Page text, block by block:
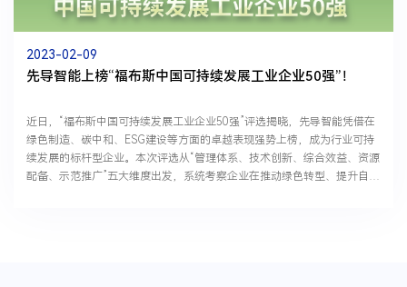
2023-02-09
先导智能上榜“福布斯中国可持续发展工业企业50强”！
近日，“福布斯中国可持续发展工业企业50强”评选揭晓，先导智能凭借在
绿色制造、碳中和、ESG建设等方面的卓越表现强势上榜，成为行业可持
续发展的标杆型企业。本次评选从“管理体系、技术创新、综合效益、资源
配备、示范推广”五大维度出发，系统考察企业在推动绿色转型、提升自主